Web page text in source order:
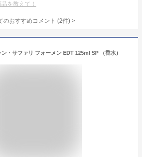
を教えて！
のおすすめコメント (2件) >
・サファリ フォーメン EDT 125ml SP （香水）